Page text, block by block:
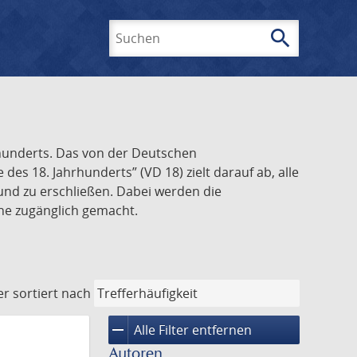
search
Das von der Deutschen
18. Jahrhunderts” (VD 18) zielt darauf ab, alle
zu erschließen. Dabei werden die
zugänglich gemacht.
sortiert nach
remove Alle Filter entfernen